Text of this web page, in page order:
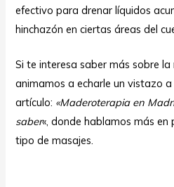
efectivo para drenar líquidos
hinchazón en ciertas áreas del
Si te interesa saber más sobre
animamos a echarle un vistazo
artículo: «Maderoterapia en
saber«, donde hablamos más
tipo de masajes.